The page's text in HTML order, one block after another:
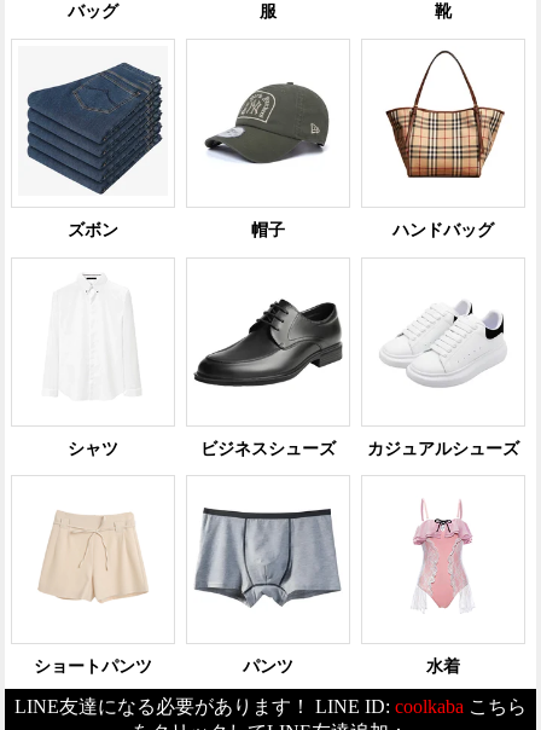
バッグ 服 靴
ズボン 帽子 ハンドバッグ
シャツ ビジネスシューズ カジュアルシューズ
ショートパンツ パンツ 水着
LINE友達になる必要があります！ LINE ID: coolkaba こちら